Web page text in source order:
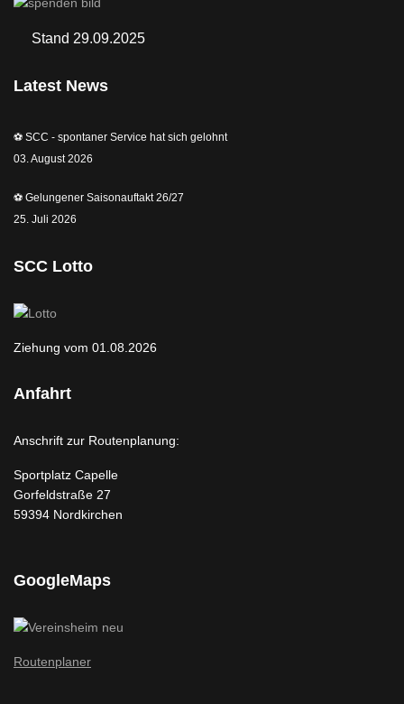
Stand 29.09.2025
Latest News
⚽️ SCC - spontaner Service hat sich gelohnt
03. August 2026
⚽️ Gelungener Saisonauftakt 26/27
25. Juli 2026
SCC Lotto
Ziehung vom 01.08.2026
Anfahrt
Anschrift zur Routenplanung:
Sportplatz Capelle
Gorfeldstraße 27
59394 Nordkirchen
GoogleMaps
Routenplaner